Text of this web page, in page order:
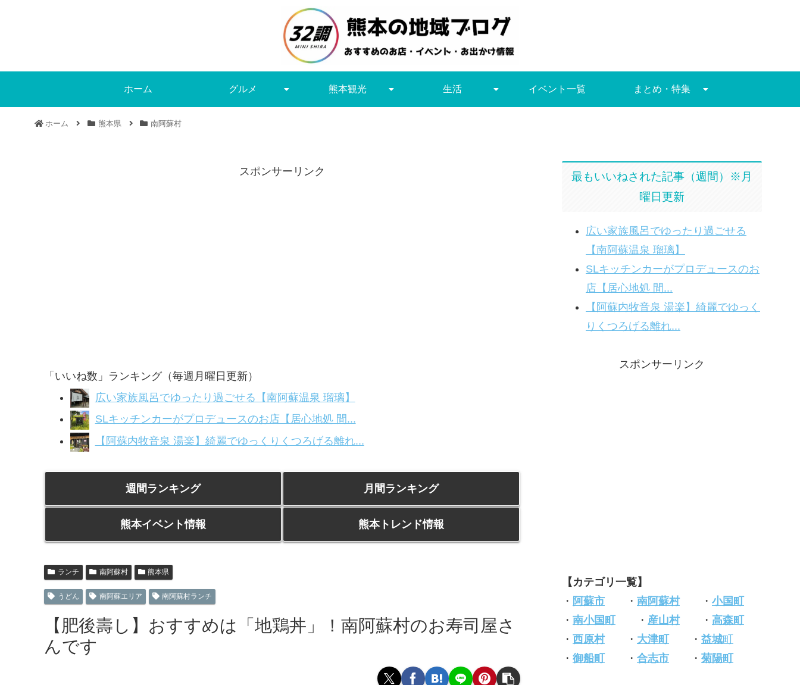
ホーム グルメ 熊本観光 生活 イベント一覧 まとめ・特集
ホーム 熊本県 南阿蘇村
スポンサーリンク
「いいね数」ランキング（毎週月曜日更新）
広い家族風呂でゆったり過ごせる【南阿蘇温泉 瑠璃】
SLキッチンカーがプロデュースのお店【居心地処 間...
【阿蘇内牧音泉 湯楽】綺麗でゆっくりくつろげる離れ...
週間ランキング 月間ランキング
熊本イベント情報 熊本トレンド情報
ランチ 南阿蘇村 熊本県
うどん 南阿蘇エリア 南阿蘇村ランチ
【肥後壽し】おすすめは「地鶏丼」！南阿蘇村のお寿司屋さ
んです
最もいいねされた記事（週間）※月
曜日更新
広い家族風呂でゆったり過ごせる
【南阿蘇温泉 瑠璃】
SLキッチンカーがプロデュースのお
店【居心地処 間...
【阿蘇内牧音泉 湯楽】綺麗でゆっく
りくつろげる離れ...
スポンサーリンク
【カテゴリ一覧】
・ 阿蘇市 ・ 南阿蘇村・ 小国町
・ 南小国町 ・ 産山村・ 高森町
・ 西原村・ 大津町 ・ 益城町
・ 御船町 ・ 合志市 ・ 菊陽町